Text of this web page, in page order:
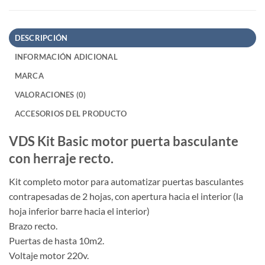
DESCRIPCIÓN
INFORMACIÓN ADICIONAL
MARCA
VALORACIONES (0)
ACCESORIOS DEL PRODUCTO
VDS Kit Basic motor puerta basculante
con herraje recto.
Kit completo motor para automatizar puertas basculantes
contrapesadas de 2 hojas, con apertura hacia el interior (la
hoja inferior barre hacia el interior)
Brazo recto.
Puertas de hasta 10m2.
Voltaje motor 220v.